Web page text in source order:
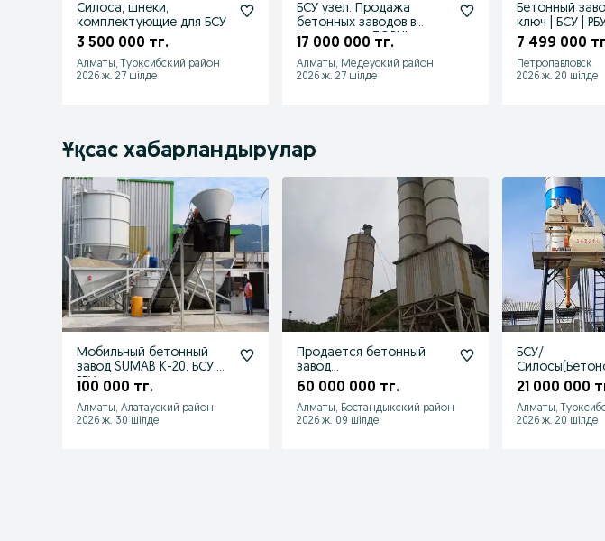
Силоса, шнеки,
комплектующие для БСУ
3 500 000 тг.
Алматы, Турксибский район
2026 ж. 27 шілде
БСУ узел. Продажа
бетонных заводов в
Казахстане. TORUI
17 000 000 тг.
Алматы, Медеуский район
2026 ж. 27 шілде
Бетонный
ключ | БСУ |
7 499 000
Петропавловск
2026 ж. 20 шілде
Ұқсас хабарландырулар
Мобильный бетонный
завод SUMAB K-20. БСУ,
РБУ.
100 000 тг.
Алматы, Алатауский район
2026 ж. 30 шілде
Продается бетонный
завод
производительность
60 000 000 тг.
Алматы, Бостандыкский район
2026 ж. 09 шілде
БСУ/
ьные
21 000 000
Алматы,
2026 ж. 20 шілде